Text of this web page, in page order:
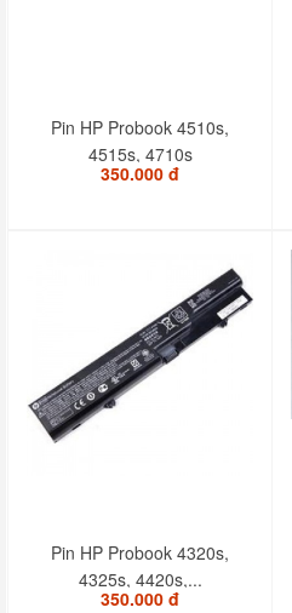
Pin HP Probook 4510s,
4515s, 4710s
350.000 đ
Pin HP Probook 4320s,
4325s, 4420s,...
350.000 đ